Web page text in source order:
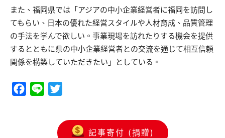
また、福岡県では「アジアの中小企業経営者に福岡を訪問し
てもらい、日本の優れた経営スタイルや人材育成、品質管理
の手法を学んで欲しい。事業現場を訪れたりする機会を提供
するとともに県の中小企業経営者との交流を通じて相互信頼
関係を構築していただきたい」としている。
Facebook
Line
記事寄付 (捐贈)